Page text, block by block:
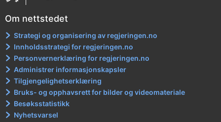
Om nettstedet
Strategi og organisering av regjeringen.no
Innholdsstrategi for regjeringen.no
Personvernerklæring for regjeringen.no
Administrer informasjonskapsler
Tilgjengelighetserklæring
Bruks- og opphavsrett for bilder og videomateriale
Besøksstatistikk
Nyhetsvarsel